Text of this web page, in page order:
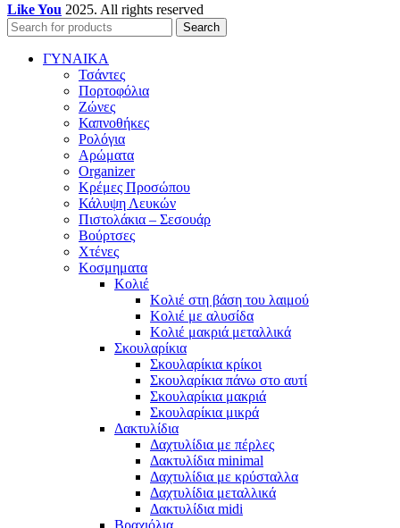
Like You 2025. All rights reserved
Search
ΓΥΝΑΙΚΑ
Τσάντες
Πορτοφόλια
Ζώνες
Καπνοθήκες
Ρολόγια
Αρώματα
Organizer
Κρέμες Προσώπου
Κάλυψη Λευκών
Πιστολάκια – Σεσουάρ
Βούρτσες
Χτένες
Κοσμηματα
Κολιέ
Κολιέ στη βάση του λαιμού
Κολιέ με αλυσίδα
Κολιέ μακριά μεταλλικά
Σκουλαρίκια
Σκουλαρίκια κρίκοι
Σκουλαρίκια πάνω στο αυτί
Σκουλαρίκια μακριά
Σκουλαρίκια μικρά
Δακτυλίδια
Δαχτυλίδια με πέρλες
Δακτυλίδια minimal
Δαχτυλίδια με κρύσταλλα
Δαχτυλίδια μεταλλικά
Δακτυλίδια midi
Βραχιόλια